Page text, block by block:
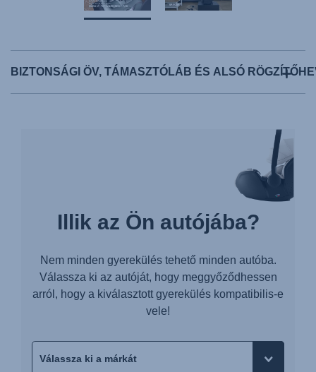
BIZTONSÁGI ÖV, TÁMASZTÓLÁB ÉS ALSÓ
Illik az Ön autójába?
Nem minden gyerekülés tehető minden autóba.
Válassza ki az autóját, hogy meggyőződhessen
arról, hogy a kiválasztott gyerekülés kompatibilis-e
vele!